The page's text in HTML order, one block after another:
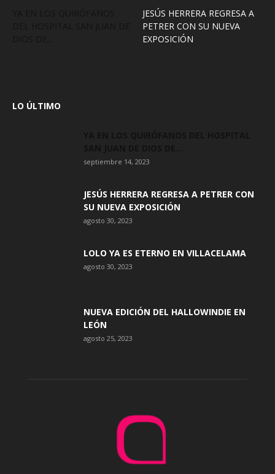
JESÚS HERRERA REGRESA A
PETRER CON SU NUEVA
EXPOSICIÓN
LO ÚLTIMO
septiembre 14, 2023
JESÚS HERRERA REGRESA A PETRER CON
SU NUEVA EXPOSICIÓN
agosto 30, 2023
LOLO YA ES ETERNO EN VILLACELAMA
agosto 30, 2023
NUEVA EDICIÓN DEL HALLOWINDIE EN
LEÓN
agosto 25, 2023